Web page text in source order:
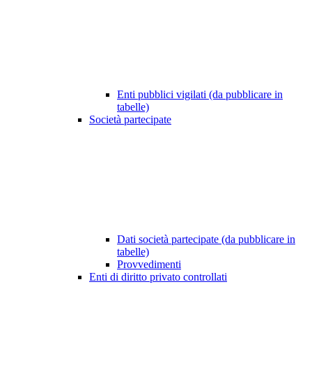
Enti pubblici vigilati (da pubblicare in
tabelle)
Società partecipate
Dati società partecipate (da pubblicare in
tabelle)
Provvedimenti
Enti di diritto privato controllati